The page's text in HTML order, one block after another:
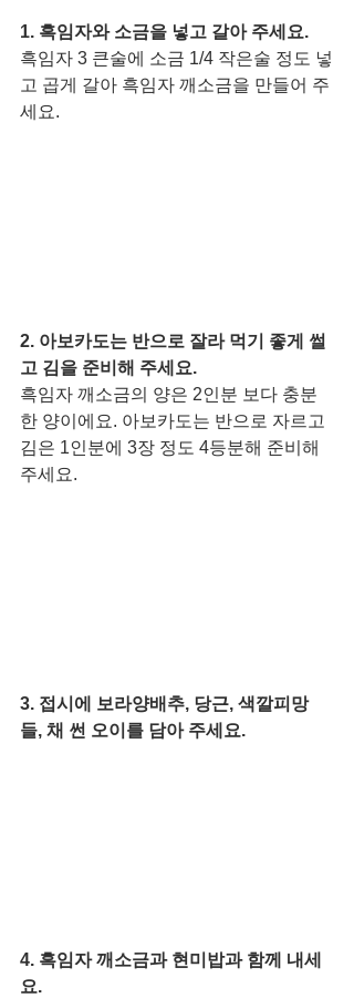
1. 흑임자와 소금을 넣고 갈아 주세요.
흑임자 3 큰술에 소금 1/4 작은술 정도 넣
고 곱게 갈아 흑임자 깨소금을 만들어 주
세요.
2. 아보카도는 반으로 잘라 먹기 좋게 썰
고 김을 준비해 주세요.
흑임자 깨소금의 양은 2인분 보다 충분
한 양이에요. 아보카도는 반으로 자르고
김은 1인분에 3장 정도 4등분해 준비해
주세요.
3. 접시에 보라양배추, 당근, 색깔피망
들, 채 썬 오이를 담아 주세요.
4. 흑임자 깨소금과 현미밥과 함께 내세
요.